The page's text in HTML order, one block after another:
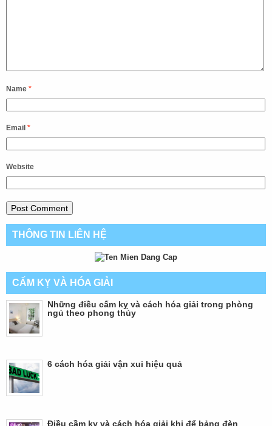
Name *
Email *
Website
THÔNG TIN LIÊN HỆ
CẤM KỴ VÀ HÓA GIẢI
Những điều cấm kỵ và cách hóa giải trong phòng
ngủ theo phong thủy
6 cách hóa giải vận xui hiệu quả
Điều cầm kỵ và cách hóa giải khi để bảng đèn